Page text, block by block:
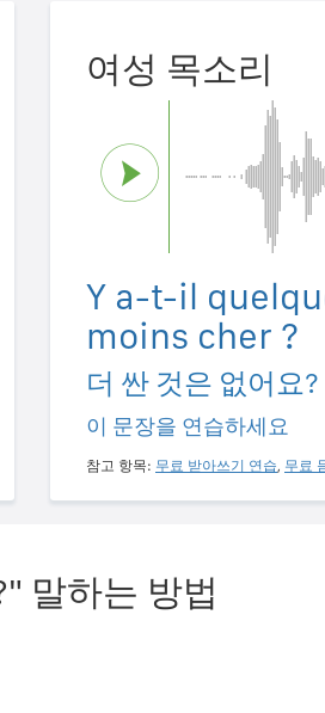
여성 목소리
Y a-t-il
moins cher ?
더 싼 것은 없어요?
이 문장을 연습하세요
참고 항목: 무료 받아쓰기 연습, 무료
말하는 방법